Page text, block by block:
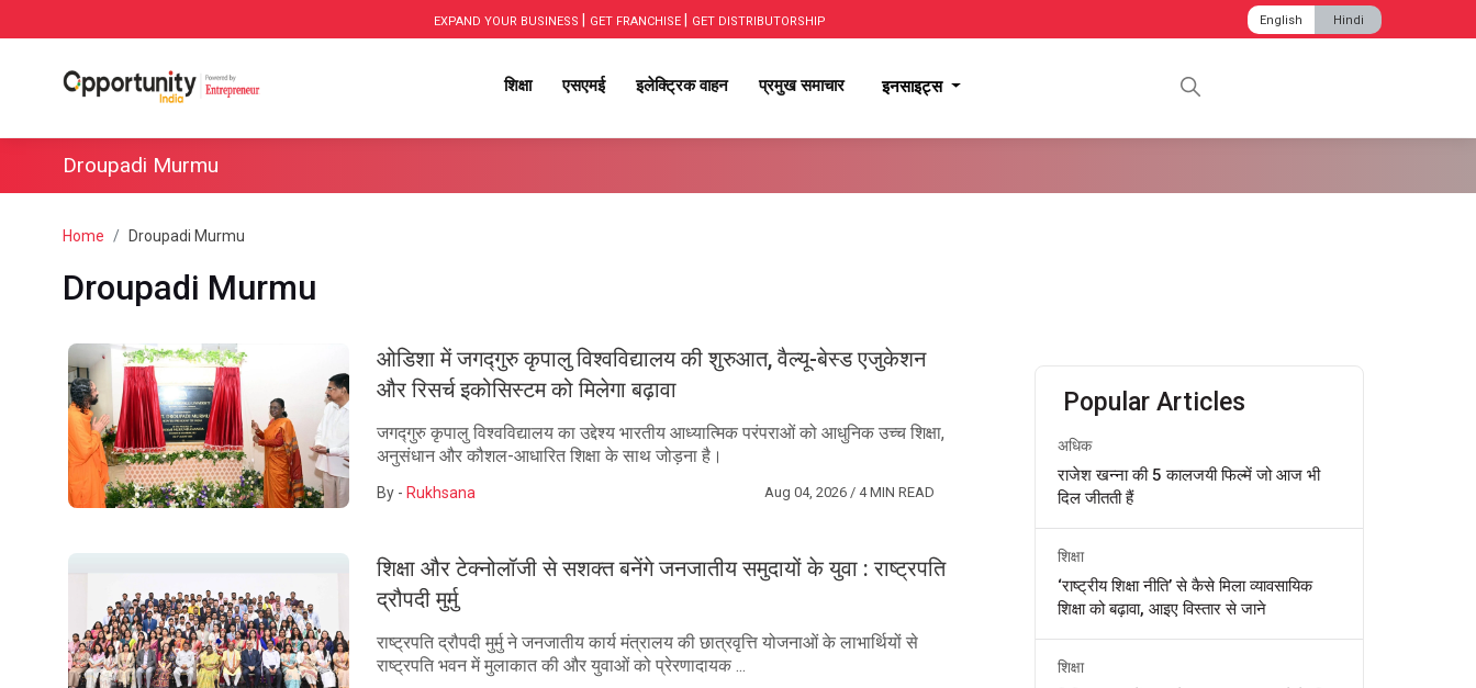
EXPAND YOUR BUSINESS GET FRANCHISE GET DISTRIBUTORSHIP English Hindi
शिक्षा एसएमई इलेक्ट्रिक वाहन प्रमुख समाचार इनसाइट्स
Droupadi Murmu
Home Droupadi Murmu
Droupadi Murmu
ओडिशा में जगद्गुरु कृपालु विश्वविद्यालय की शुरुआत, वैल्यू-बेस्ड एजुकेशन
और रिसर्च इकोसिस्टम को मिलेगा बढ़ावा
जगद्गुरु कृपालु विश्वविद्यालय का उद्देश्य भारतीय आध्यात्मिक परंपराओं को आधुनिक उच्च शिक्षा,
अनुसंधान और कौशल-आधारित शिक्षा के साथ जोड़ना है।
By - Rukhsana Aug 04, 2026/ 4 MIN READ
शिक्षा और टेक्नोलॉजी से सशक्त बनेंगे जनजातीय समुदायों के युवा : राष्ट्रपति
द्रौपदी मुर्मु
राष्ट्रपति द्रौपदी मुर्मु ने जनजातीय कार्य मंत्रालय की छात्रवृत्ति योजनाओं के लाभार्थियों से
राष्ट्रपति भवन में मुलाकात की और युवाओं को प्रेरणादायक ...
Popular Articles
अधिक
राजेश खन्ना की 5 कालजयी फिल्में जो आज भी
दिल जीतती हैं
शिक्षा
‘राष्ट्रीय शिक्षा नीति’ से कैसे मिला व्यावसायिक
शिक्षा को बढ़ावा, आइए विस्तार से जाने
शिक्षा